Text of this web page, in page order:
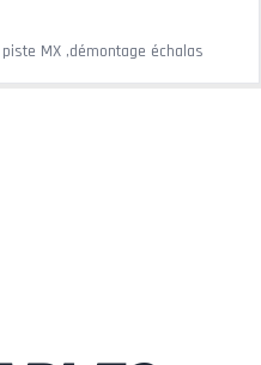
MX ,démontage échalas